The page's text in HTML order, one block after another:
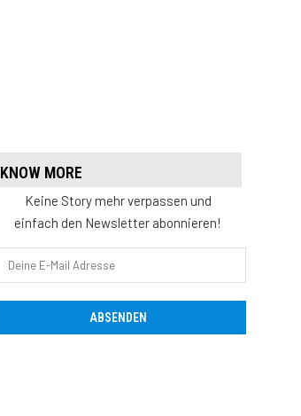
KNOW MORE
Keine Story mehr verpassen und
einfach den Newsletter abonnieren!